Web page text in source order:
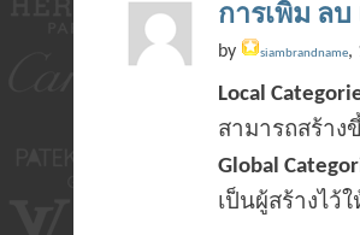
การเพิ่ม ลบ
by siambrandname,
Local
สามารถสร้าง
Global
เป็นผู้สร้างไว้